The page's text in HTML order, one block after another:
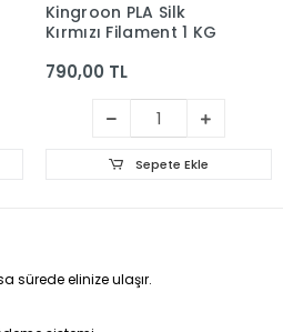
Kingroon PLA Silk
Kırmızı Filament 1 KG
790,00 TL
Sepete Ekle
sürede elinize ulaşır.